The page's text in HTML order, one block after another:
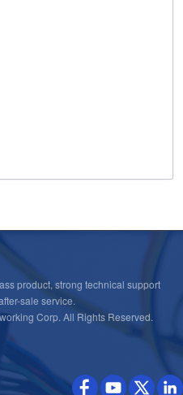
product, strong technical support
sale service.
Corp. All Rights Reserved.